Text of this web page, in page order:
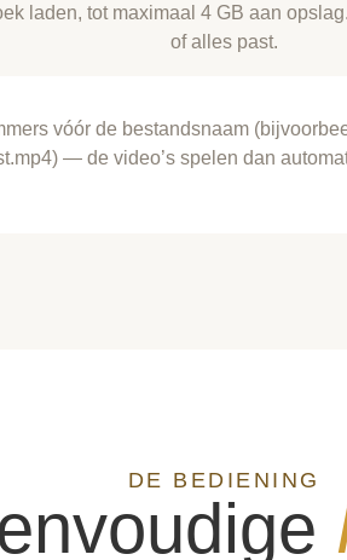
laden, tot maximaal 4 GB aan
of alles past.
vóór de bestandsnaam
— de video’s spelen dan
DE BEDIENING